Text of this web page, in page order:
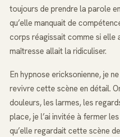
toujours de prendre la parole
qu’elle manquait de
corps réagissait comme si elle
maîtresse allait la ridiculiser.
En hypnose ericksonienne, je
revivre cette scène en détail.
douleurs, les larmes, les
place, je l’ai invitée à fermer
qu’elle regardait cette scène